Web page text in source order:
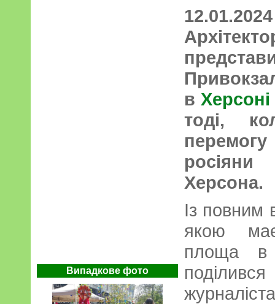
Випадкове фото
в Херсоні
тоді,
росіяни
Херсона.
Із повним
якою
площа в